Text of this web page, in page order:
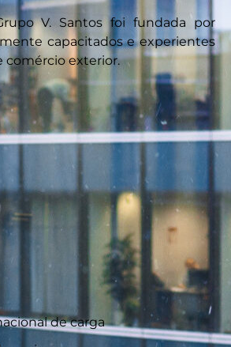
V. Santos foi fundada por
capacitados e experientes
comércio exterior.
de carga